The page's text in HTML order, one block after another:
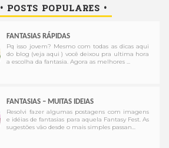
• POSTS POPULARES •
FANTASIAS RÁPIDAS
Pq isso jovem? Mesmo com todas as dicas aqui
do blog (veja aqui ) você deixou pra ultima hora
a escolha da fantasia. Agora as melhores ...
FANTASIAS – MUITAS IDEIAS
Resolvi fazer algumas postagens com imagens
e idéias de fantasias para aquela Fantasy Fest. As
sugestões vão desde o mais simples passan...